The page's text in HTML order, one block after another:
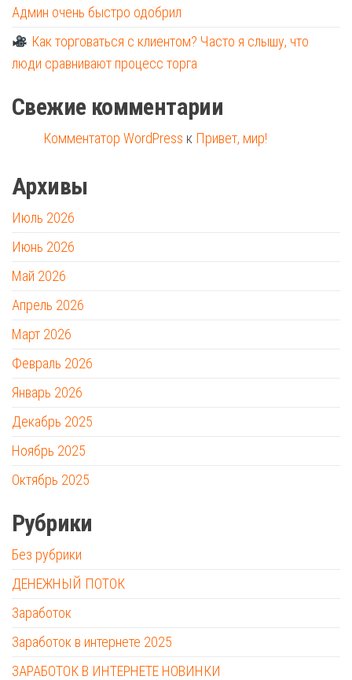
Админ очень быстро одобрил
Как торговаться с клиентом? Часто я слышу, что
люди сравнивают процесс торга
Свежие комментарии
Комментатор WordPress к Привет, мир!
Архивы
Июль 2026
Июнь 2026
Май 2026
Апрель 2026
Март 2026
Февраль 2026
Январь 2026
Декабрь 2025
Ноябрь 2025
Октябрь 2025
Рубрики
Без рубрики
ДЕНЕЖНЫЙ ПОТОК
Заработок
Заработок в интернете 2025
ЗАРАБОТОК В ИНТЕРНЕТЕ НОВИНКИ